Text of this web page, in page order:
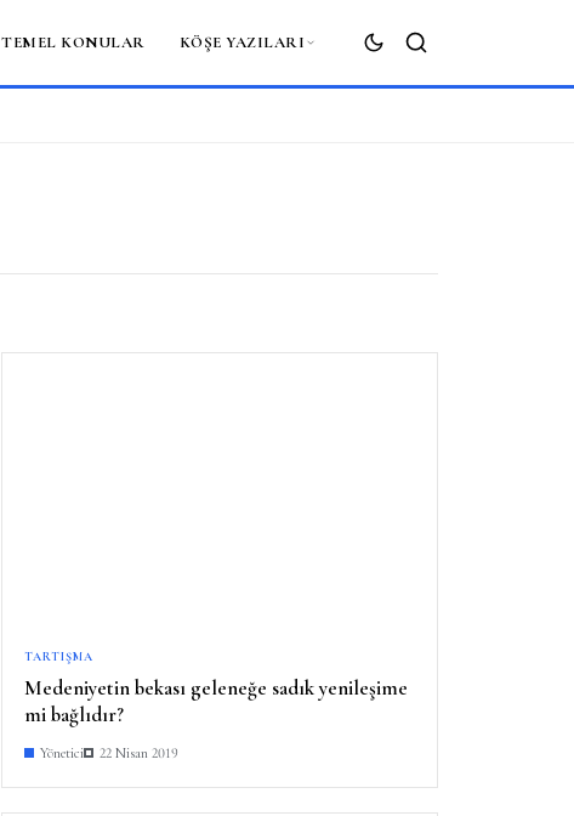
TEMEL KONULAR KÖŞE YAZILARI
ARA
TARTIŞMA
Medeniyetin bekası geleneğe sadık yenileşime
mi bağlıdır?
Yönetici 22 Nisan 2019